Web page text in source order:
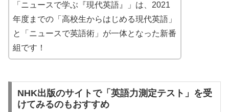
「ニュースで学ぶ『現代英語』」は、2021
年度までの「高校生からはじめる現代英語」
と「ニュースで英語術」が一体となった新番
組です！
NHK出版のサイトで「英語力測定テスト」を受
けてみるのもおすすめ